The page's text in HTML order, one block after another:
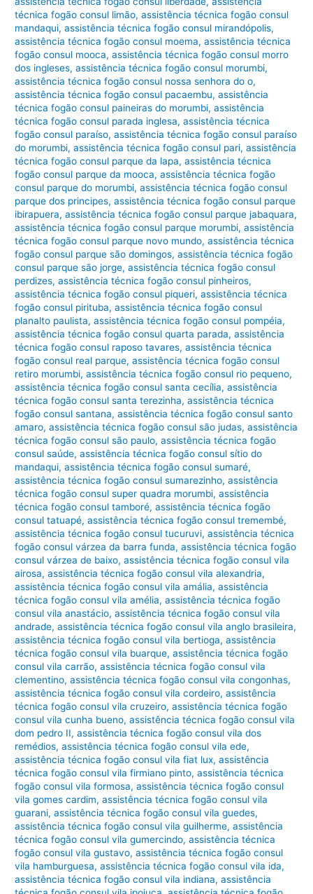
técnica fogão consul limão,assistência técnica fogão consul
mandaqui,assistência técnica fogão consul mirandópolis,
assistência técnica fogão consul moema,assistência técnica
fogão consul mooca,assistência técnica fogão consul morro
dos ingleses,assistência técnica fogão consul morumbi,
assistência técnica fogão consul nossa senhora do o,
assistência técnica fogão consul pacaembu,assistência
técnica fogão consul paineiras do morumbi,assistência
técnica fogão consul parada inglesa,assistência técnica
fogão consul paraíso,assistência técnica fogão consul paraíso
do morumbi,assistência técnica fogão consul pari,assistência
técnica fogão consul parque da lapa,assistência técnica
fogão consul parque da mooca,assistência técnica fogão
consul parque do morumbi,assistência técnica fogão consul
parque dos principes,assistência técnica fogão consul parque
ibirapuera,assistência técnica fogão consul parque jabaquara,
assistência técnica fogão consul parque morumbi,assistência
técnica fogão consul parque novo mundo,assistência técnica
fogão consul parque são domingos,assistência técnica fogão
consul parque são jorge,assistência técnica fogão consul
perdizes,assistência técnica fogão consul pinheiros,
assistência técnica fogão consul piqueri,assistência técnica
fogão consul pirituba,assistência técnica fogão consul
planalto paulista,assistência técnica fogão consul pompéia,
assistência técnica fogão consul quarta parada,assistência
técnica fogão consul raposo tavares,assistência técnica
fogão consul real parque,assistência técnica fogão consul
retiro morumbi,assistência técnica fogão consul rio pequeno,
assistência técnica fogão consul santa cecília,assistência
técnica fogão consul santa terezinha,assistência técnica
fogão consul santana,assistência técnica fogão consul santo
amaro,assistência técnica fogão consul são judas,assistência
técnica fogão consul são paulo,assistência técnica fogão
consul saúde,assistência técnica fogão consul sítio do
mandaqui,assistência técnica fogão consul sumaré,
assistência técnica fogão consul sumarezinho,assistência
técnica fogão consul super quadra morumbi,assistência
técnica fogão consul tamboré,assistência técnica fogão
consul tatuapé,assistência técnica fogão consul tremembé,
assistência técnica fogão consul tucuruvi,assistência técnica
fogão consul várzea da barra funda,assistência técnica fogão
consul várzea de baixo,assistência técnica fogão consul vila
airosa,assistência técnica fogão consul vila alexandria,
assistência técnica fogão consul vila amália,assistência
técnica fogão consul vila amélia,assistência técnica fogão
consul vila anastácio,assistência técnica fogão consul vila
andrade,assistência técnica fogão consul vila anglo brasileira,
assistência técnica fogão consul vila bertioga,assistência
técnica fogão consul vila buarque,assistência técnica fogão
consul vila carrão,assistência técnica fogão consul vila
clementino,assistência técnica fogão consul vila congonhas,
assistência técnica fogão consul vila cordeiro,assistência
técnica fogão consul vila cruzeiro,assistência técnica fogão
consul vila cunha bueno,assistência técnica fogão consul vila
dom pedro II,assistência técnica fogão consul vila dos
remédios,assistência técnica fogão consul vila ede,
assistência técnica fogão consul vila fiat lux,assistência
técnica fogão consul vila firmiano pinto,assistência técnica
fogão consul vila formosa,assistência técnica fogão consul
vila gomes cardim,assistência técnica fogão consul vila
guarani,assistência técnica fogão consul vila guedes,
assistência técnica fogão consul vila guilherme,assistência
técnica fogão consul vila gumercindo,assistência técnica
fogão consul vila gustavo,assistência técnica fogão consul
vila hamburguesa,assistência técnica fogão consul vila ida,
assistência técnica fogão consul vila indiana,assistência